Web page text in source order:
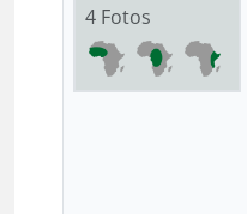
4 Fotos